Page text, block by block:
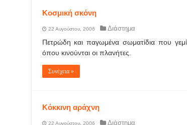
Κοσμική σκόνη
22 Αυγούστου, 2006 Διάστημα
Πετρώδη και παγωμένα σωματίδια που
όπου κινούνται οι πλανήτες.
Συνέχεια »
Κόκκινη αράχνη
22 Αυγούστου, 2006 Διάστημα